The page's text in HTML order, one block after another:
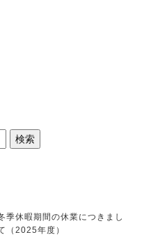
季休暇期間の休業につきまし
（2025年度）